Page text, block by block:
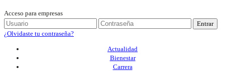
Acceso para empresas
Entrar
¿Olvidaste tu contraseña?
Actualidad
Bienestar
Carrera